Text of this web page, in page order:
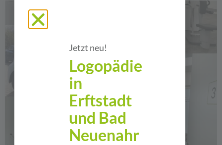
Jetzt neu!
Logopädie
in
Erftstadt
und Bad
Neuenahr